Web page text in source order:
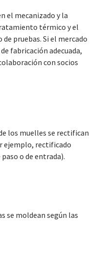
el mecanizado y la
térmico y el
pruebas. Si el mercado
fabricación adecuada,
con socios
los muelles se rectifican
ejemplo, rectificado
o de entrada).
se moldean según las